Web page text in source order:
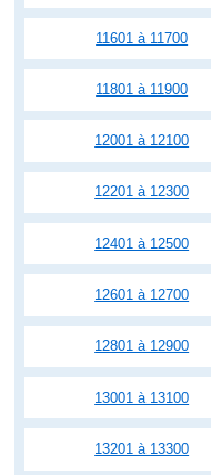
11601 à 11700
11801 à 11900
12001 à 12100
12201 à 12300
12401 à 12500
12601 à 12700
12801 à 12900
13001 à 13100
13201 à 13300